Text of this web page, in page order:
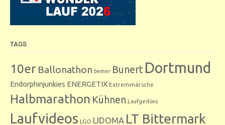
TAGS
10er Ballonathon bemer Bunert Dortmund
Endorphinjunkies ENERGETIX Extremmärsche
Halbmarathon Kühnen Laufgedöns
Laufvideos LGO LIDOMA LT Bittermark